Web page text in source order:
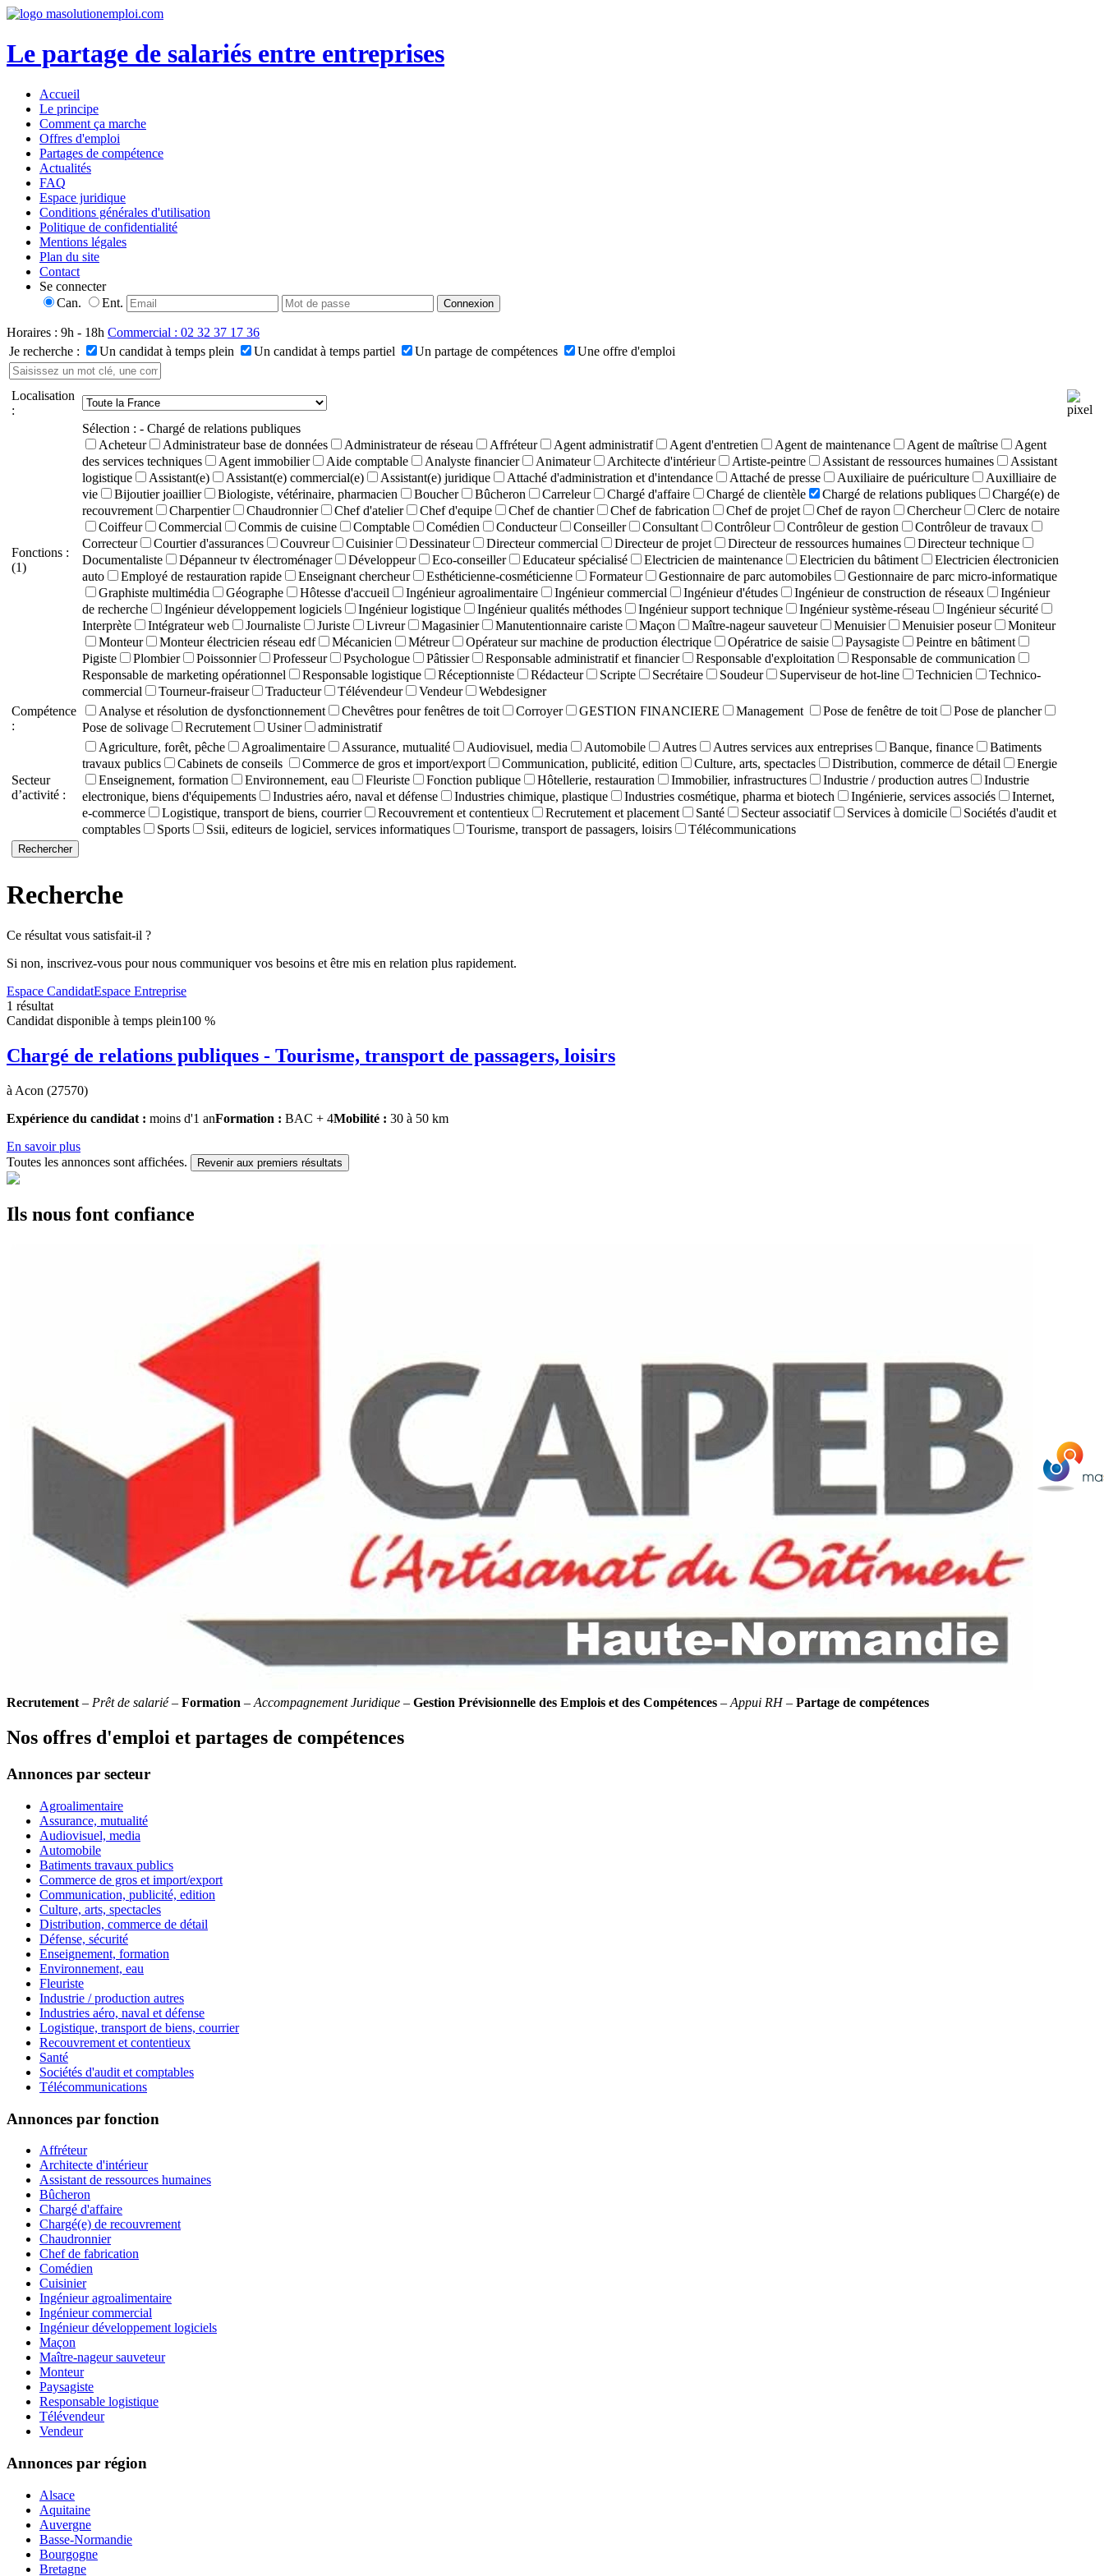
Le partage de salariés entre entreprises
Accueil
Le principe
Comment ça marche
Offres d'emploi
Partages de compétence
Actualités
FAQ
Espace juridique
Conditions générales d'utilisation
Politique de confidentialité
Mentions légales
Plan du site
Contact
Se connecter
Can.
Ent.
Horaires : 9h - 18h Commercial : 02 32 37 17 36
Je recherche :
Un candidat à temps plein Un candidat à temps partiel Un partage de compétences Une offre d'emploi
Localisation
:
Fonctions :
(1)
Sélection : - Chargé de relations publiques
Acheteur
Administrateur base de données Administrateur de réseau Affréteur Agent administratif Agent d'entretien Agent de maintenance Agent de maîtrise
Agent
des services techniques
Agent immobilier Aide comptable Analyste financier Animateur Architecte d'intérieur Artiste-peintre Assistant de ressources humaines
Assistant
logistique
Assistant(e) Assistant(e) commercial(e) Assistant(e) juridique Attaché d'administration et d'intendance Attaché de presse Auxiliaire de puériculture
Auxilliaire de
vie
Bijoutier joaillier Biologiste, vétérinaire, pharmacien Boucher Bûcheron Carreleur Chargé d'affaire Chargé de clientèle Chargé de relations publiques
Chargé(e) de
recouvrement
Charpentier Chaudronnier Chef d'atelier Chef d'equipe Chef de chantier Chef de fabrication Chef de projet Chef de rayon Chercheur
Clerc de notaire
Coiffeur
Commercial Commis de cuisine Comptable Comédien Conducteur Conseiller Consultant Contrôleur Contrôleur de gestion
Contrôleur de travaux
Correcteur
Courtier d'assurances Couvreur Cuisinier Dessinateur Directeur commercial Directeur de projet Directeur de ressources humaines
Directeur technique
Documentaliste
Dépanneur tv électroménager Développeur Eco-conseiller Educateur spécialisé Electricien de maintenance Electricien du bâtiment
Electricien électronicien
auto
Employé de restauration rapide Enseignant chercheur Esthéticienne-cosméticienne Formateur Gestionnaire de parc automobiles
Gestionnaire de parc micro-informatique
Graphiste multimédia
Géographe Hôtesse d'accueil Ingénieur agroalimentaire Ingénieur commercial Ingénieur d'études Ingénieur de construction de réseaux
Ingénieur
de recherche
Ingénieur développement logiciels Ingénieur logistique Ingénieur qualités méthodes Ingénieur support technique Ingénieur système-réseau
Ingénieur sécurité
Interprète
Intégrateur web Journaliste Juriste Livreur Magasinier Manutentionnaire cariste Maçon Maître-nageur sauveteur Menuisier Menuisier poseur
Moniteur
Monteur
Monteur électricien réseau edf Mécanicien Métreur Opérateur sur machine de production électrique Opératrice de saisie Paysagiste
Peintre en bâtiment
Pigiste
Plombier Poissonnier Professeur Psychologue Pâtissier Responsable administratif et financier Responsable d'exploitation
Responsable de communication
Responsable de marketing opérationnel
Responsable logistique Réceptionniste Rédacteur Scripte Secrétaire Soudeur Superviseur de hot-line Technicien
Technico-
commercial
Tourneur-fraiseur Traducteur Télévendeur Vendeur
Webdesigner
Compétence
:
Analyse et résolution de dysfonctionnement Chevêtres pour fenêtres de toit Corroyer GESTION FINANCIERE Management Pose de fenêtre de toit
Pose de plancher
Pose de solivage
Recrutement Usiner administratif
Secteur
d’activité :
Agriculture, forêt, pêche Agroalimentaire Assurance, mutualité Audiovisuel, media Automobile Autres Autres services aux entreprises Banque, finance
Batiments
travaux publics
Cabinets de conseils Commerce de gros et import/export Communication, publicité, edition Culture, arts, spectacles Distribution, commerce de détail
Energie
Enseignement, formation
Environnement, eau Fleuriste Fonction publique Hôtellerie, restauration Immobilier, infrastructures Industrie / production autres
Industrie
electronique, biens d'équipements
Industries aéro, naval et défense Industries chimique, plastique Industries cosmétique, pharma et biotech Ingénierie, services associés
Internet,
e-commerce
Logistique, transport de biens, courrier Recouvrement et contentieux Recrutement et placement Santé Secteur associatif Services à domicile
Sociétés d'audit et
comptables
Sports Ssii, editeurs de logiciel, services informatiques Tourisme, transport de passagers, loisirs Télécommunications
Recherche
Ce résultat vous satisfait-il ?
Si non, inscrivez-vous pour nous communiquer vos besoins et être mis en relation plus rapidement.
Espace CandidatEspace Entreprise
1 résultat
Candidat disponible à temps plein100 %
Chargé de relations publiques - Tourisme, transport de passagers, loisirs
à Acon (27570)
Expérience du candidat : moins d'1 anFormation : BAC + 4Mobilité : 30 à 50 km
En savoir plus
Toutes les annonces sont affichées.
Revenir aux premiers résultats
Ils nous font confiance
Recrutement – Prêt de salarié– Formation – Accompagnement Juridique – Gestion Prévisionnelle des Emplois et des Compétences – Appui RH– Partage de compétences
Nos offres d'emploi et partages de compétences
Annonces par secteur
Agroalimentaire
Assurance, mutualité
Audiovisuel, media
Automobile
Batiments travaux publics
Commerce de gros et import/export
Communication, publicité, edition
Culture, arts, spectacles
Distribution, commerce de détail
Défense, sécurité
Enseignement, formation
Environnement, eau
Fleuriste
Industrie / production autres
Industries aéro, naval et défense
Logistique, transport de biens, courrier
Recouvrement et contentieux
Santé
Sociétés d'audit et comptables
Télécommunications
Annonces par fonction
Affréteur
Architecte d'intérieur
Assistant de ressources humaines
Bûcheron
Chargé d'affaire
Chargé(e) de recouvrement
Chaudronnier
Chef de fabrication
Comédien
Cuisinier
Ingénieur agroalimentaire
Ingénieur commercial
Ingénieur développement logiciels
Maçon
Maître-nageur sauveteur
Monteur
Paysagiste
Responsable logistique
Télévendeur
Vendeur
Annonces par région
Alsace
Aquitaine
Auvergne
Basse-Normandie
Bourgogne
Bretagne